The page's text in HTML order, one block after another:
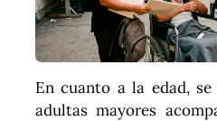
En cuanto a la edad, se
adultas mayores